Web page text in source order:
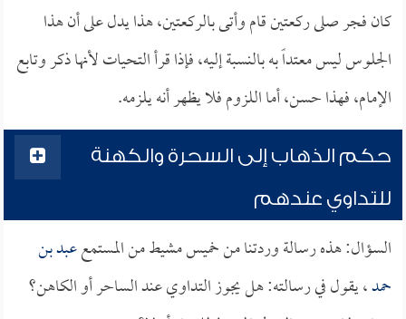
كان فجر صلى ركعتين قام وأتى بالركعتين، هذا يدل على أن هذا
الجلوس ليس معتداً به بالنسبة إليه، فإذا قرأ التحيات لأنها ذكر وتابع
الإمام، فهذا حسن، أما اللزوم فلا يظهر أنه يلزمه.
حكم الذهاب إلى السحرة والكهنة
للتداوي عندهم
السؤال: هذه رسالة وردتنا من خميس مشيط من المستمععبد بن
حمد، يقول في رسالته: هل يجوز التداوي عند الساحر أو الكاهن؟